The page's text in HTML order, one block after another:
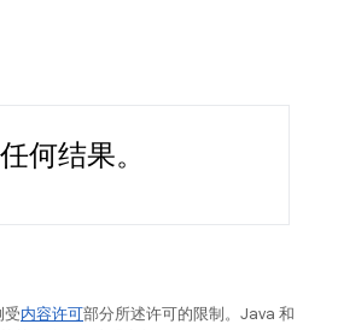
何结果。
受内容许可部分所述许可的限制。Java 和